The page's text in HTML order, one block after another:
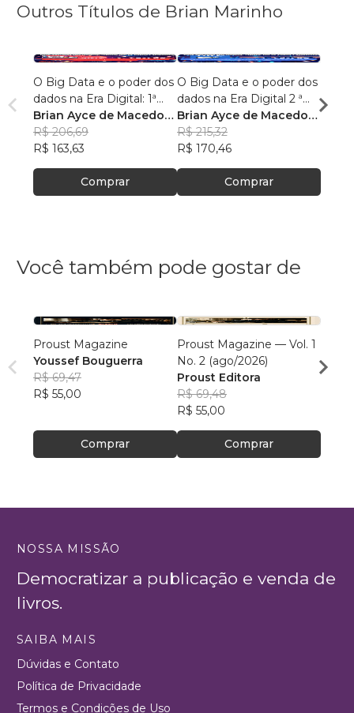
Outros Títulos de Brian Marinho
O Big Data e o poder dos
dados na Era Digital: 1ª
Edição.
Brian Ayce de Macedo
Marinho
R$ 206,69
R$ 163,63
Comprar
O Big Data e o poder dos
dados na Era Digital 2 ª
Edição:
Brian Ayce de Macedo
Marinho
R$ 215,32
R$ 170,46
Comprar
Você também pode gostar de
Proust Magazine
Youssef Bouguerra
R$ 69,47
R$ 55,00
Comprar
Proust Magazine — Vol. 1
No. 2 (ago/2026)
Proust Editora
R$ 69,48
R$ 55,00
Comprar
NOSSA MISSÃO
Democratizar a publicação e venda de
livros.
SAIBA MAIS
Dúvidas e Contato
Política de Privacidade
Termos e Condições de Uso